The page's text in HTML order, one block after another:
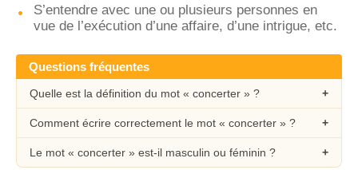
S’entendre avec une ou plusieurs personnes en
vue de l’exécution d’une affaire, d’une intrigue, etc.
Questions fréquentes
Quelle est la définition du mot « concerter » ?
Comment écrire correctement le mot « concerter » ?
Le mot « concerter » est-il masculin ou féminin ?